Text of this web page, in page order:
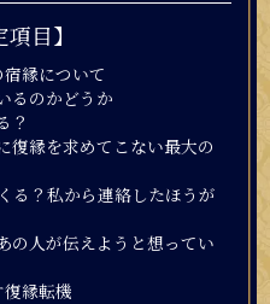
項目】
縁について
るのかどうか
？
復縁を求めてこない最大の
る？私から連絡したほうが
の人が伝えようと想ってい
縁転機